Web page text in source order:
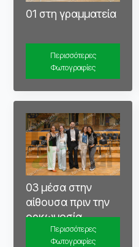
01 στη γραμματεία
Περισσότερες
Φωτογραφίες
03 μέσα στην
αίθουσα πριν την
ορκωμοσία
Περισσότερες
Φωτογραφίες